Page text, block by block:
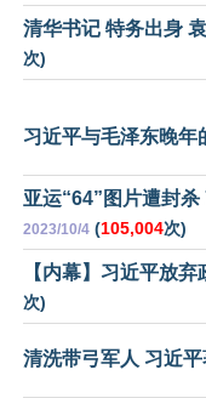
清华书记 特务出身
次)
习近平与毛泽东晚年
亚运“64”图片遭封
2023/10/4 (105,004次)
【内幕】习近平放
次)
清洗带弓军人 习近